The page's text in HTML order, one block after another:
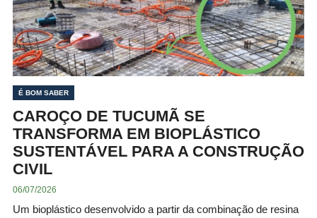
É BOM SABER
CAROÇO DE TUCUMÃ SE
TRANSFORMA EM BIOPLÁSTICO
SUSTENTÁVEL PARA A CONSTRUÇÃO
CIVIL
06/07/2026
Um bioplástico desenvolvido a partir da combinação de resina